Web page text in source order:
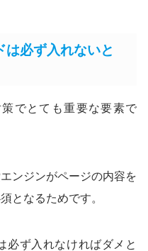
は必ず入れないと
でとても重要な要素で
ンジンがページの内容を
となるためです。
必ず入れなければダメと